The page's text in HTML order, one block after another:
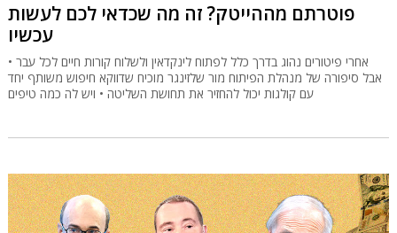
פוטרתם מההייטק? זה מה שכדאי לכם לעשות
עכשיו
אחרי פיטורים נהוג בדרך כלל לפתוח לינקדאין ולשלוח קורות חיים לכל עבר •
אבל סיפורה של מנהלת הפיתוח מור שלזינגר מוכיח שדווקא חיפוש משותף יחד
עם קולגות יכול להחזיר את תחושת השליטה • ויש לה כמה טיפים